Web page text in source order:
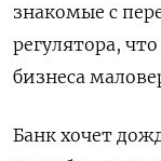
знакомые с
регулятора,
бизнеса
Банк хочет